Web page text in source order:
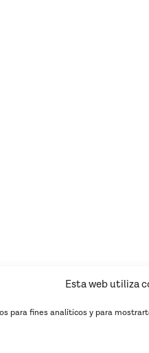
Esta web utiliza
para fines analíticos y para